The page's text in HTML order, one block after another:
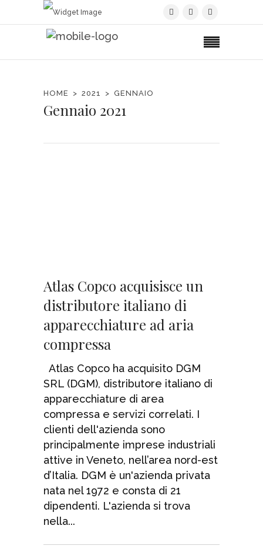
HOME 2021 GENNAIO
Gennaio 2021
Atlas Copco acquisisce un
distributore italiano di
apparecchiature ad aria
compressa
Atlas Copco ha acquisito DGM
SRL (DGM), distributore italiano di
apparecchiature di area
compressa e servizi correlati. I
clienti dell'azienda sono
principalmente imprese industriali
attive in Veneto, nell’area nord-est
d’Italia. DGM è un'azienda privata
nata nel 1972 e consta di 21
dipendenti. L'azienda si trova
nella